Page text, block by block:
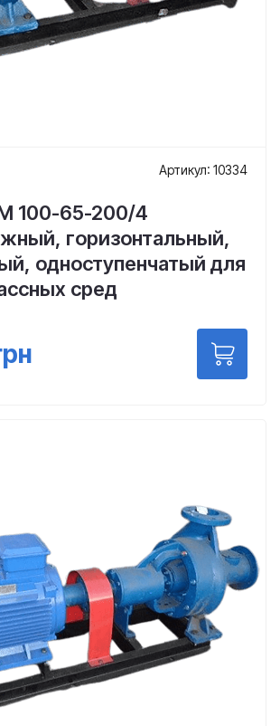
Артикул: 10334
100-65-200/4
горизонтальный,
одноступенчатый для
сред